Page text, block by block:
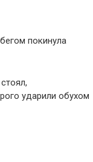
покинула
ударили обухом